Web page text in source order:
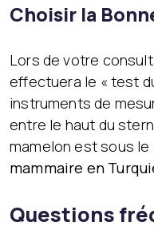
Choisir la
Lors de votre
effectuera le « test
instruments de
entre le haut du
mamelon est sous le
mammaire en
Questions